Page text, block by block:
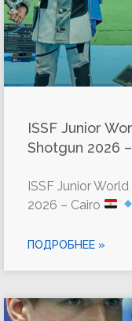
ISSF Junior
Shotgun 2026
ISSF Junior
2026 – Cairo
ПОДРОБНЕЕ »